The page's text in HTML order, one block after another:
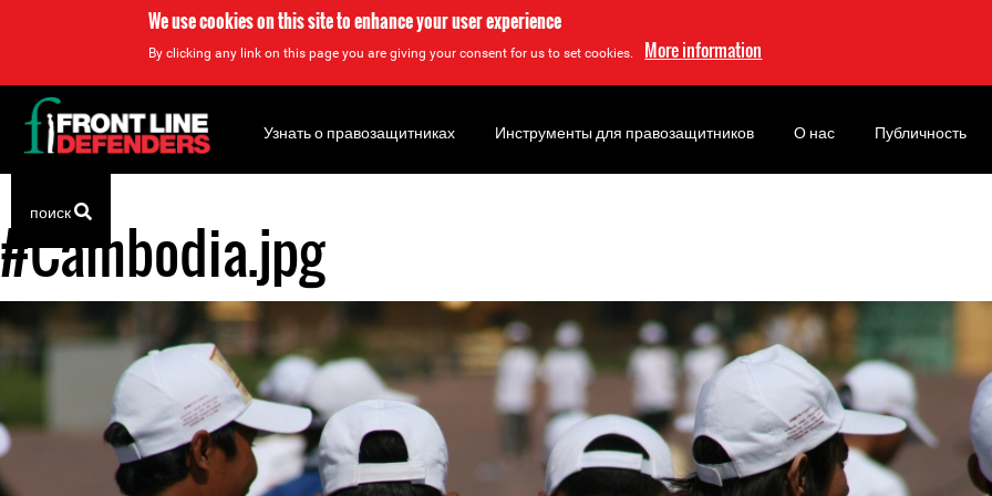
We use cookies on this site to enhance your user experience
By clicking any link on this page you are giving your consent for us to set cookies. More information
Back
to
top
#Cambodia.jpg
Back
to
top
Узнать о правозащитниках Инструменты для правозащитников О нас Публичность
поиск